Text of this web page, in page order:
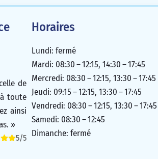
de
toute
ainsi
»
5/5
Horaires
Lundi: fermé
Mardi: 08:30 – 12:15, 14:30 – 17:45
Mercredi: 08:30 – 12:15, 13:30 – 17:45
Jeudi: 09:15 – 12:15, 13:30 – 17:45
Vendredi: 08:30 – 12:15, 13:30 – 17:45
Samedi: 08:30 – 12:45
Dimanche: fermé